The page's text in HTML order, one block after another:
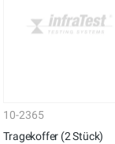
10-2365
Tragekoffer (2 Stück)